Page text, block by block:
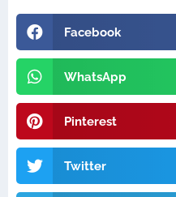
Facebook
WhatsApp
Pinterest
Twitter